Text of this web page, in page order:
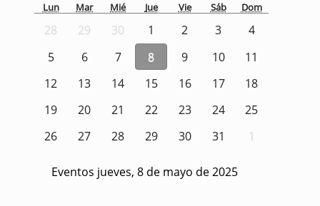
Lun Mar Mié Jue Vie Sáb Dom
28 29 30 1 2 3
4
5
6 7 8 9 10
11
12
13 14 15 16 17
18
19
20 21 22 23 24
25
26
27 28 29 30 31 1
Eventos jueves, 8 de mayo de 2025